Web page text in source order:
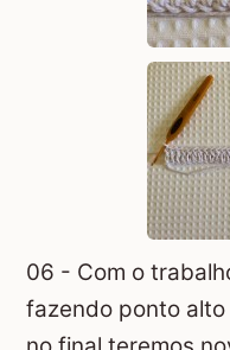
06 - Com o
fazendo ponto